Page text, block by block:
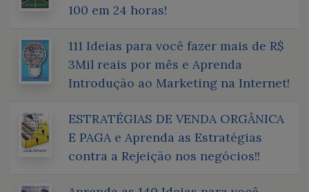
100 em 24 horas!
111 Ideias para você fazer mais de R$
3Mil reais por mês e Aprenda
Introdução ao Marketing na Internet!
ESTRATÉGIAS DE VENDA ORGÂNICA
E PAGA e Aprenda as Estratégias
contra a Rejeição nos negócios!!